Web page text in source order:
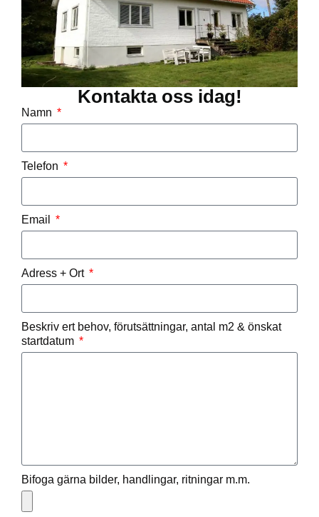
Kontakta oss idag!
Namn
Telefon
Email
Adress + Ort
Beskriv ert behov, förutsättningar, antal m2 & önskat
startdatum
Bifoga gärna bilder, handlingar, ritningar m.m.